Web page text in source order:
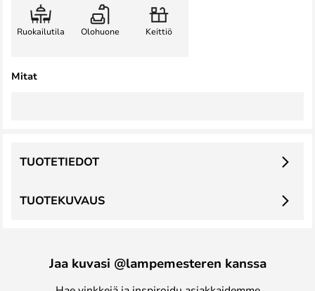
Ruokailutila Olohuone Keittiö
Mitat
TUOTEKUVAUS
TUOTETIEDOT
Jaa kuvasi @lampemesteren kanssa